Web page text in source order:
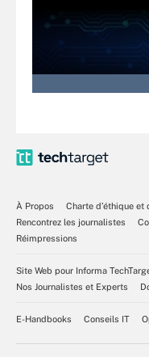
À Propos
Charte d’éthique et
Rencontrez les journalistes
Réimpressions
Site Web pour Informa
Nos Journalistes et Experts
E-Handbooks Conseils IT